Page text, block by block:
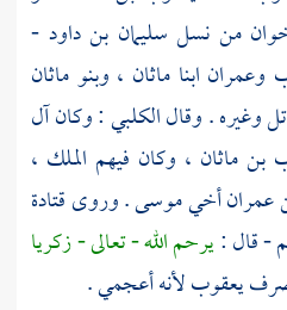
من نسل سليمان بن داود -
وعمران ابنا ماثان ، وبنو ماثان
وغيره . وقالالكلبي: وكانآل
بن ماثان ، وكان فيهم الملك ،
عمران أخي موسى. وروىقتادة
- قال :يرحم الله - تعالى -زكريا
يعقوب لأنه أعجمي .